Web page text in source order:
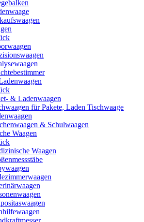
& Ladenwaagen
für Pakete, Laden Tischwaage
& Schulwaagen
Waagen
Waagen